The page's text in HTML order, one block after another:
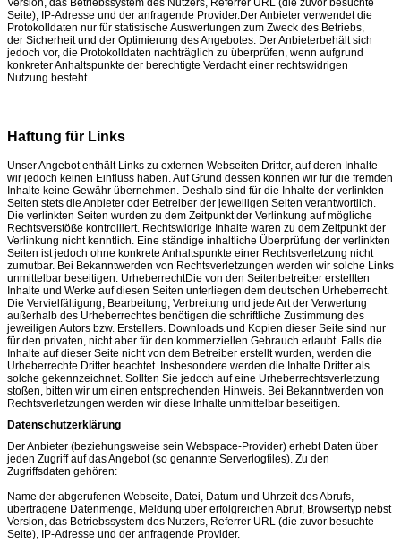
Version, das Betriebssystem des Nutzers, Referrer URL (die zuvor besuchte
Seite), IP-Adresse und der anfragende Provider.Der Anbieter verwendet die
Protokolldaten nur für statistische Auswertungen zum Zweck des Betriebs,
der Sicherheit und der Optimierung des Angebotes. Der Anbieterbehält sich
jedoch vor, die Protokolldaten nachträglich zu überprüfen, wenn aufgrund
konkreter Anhaltspunkte der berechtigte Verdacht einer rechtswidrigen
Nutzung besteht.
Haftung für Links
Unser Angebot enthält Links zu externen Webseiten Dritter, auf deren Inhalte
wir jedoch keinen Einfluss haben. Auf Grund dessen können wir für die fremden
Inhalte keine Gewähr übernehmen. Deshalb sind für die Inhalte der verlinkten
Seiten stets die Anbieter oder Betreiber der jeweiligen Seiten verantwortlich.
Die verlinkten Seiten wurden zu dem Zeitpunkt der Verlinkung auf mögliche
Rechtsverstöße kontrolliert. Rechtswidrige Inhalte waren zu dem Zeitpunkt der
Verlinkung nicht kenntlich. Eine ständige inhaltliche Überprüfung der verlinkten
Seiten ist jedoch ohne konkrete Anhaltspunkte einer Rechtsverletzung nicht
zumutbar. Bei Bekanntwerden von Rechtsverletzungen werden wir solche Links
unmittelbar beseitigen. UrheberrechtDie von den Seitenbetreiber erstellten
Inhalte und Werke auf diesen Seiten unterliegen dem deutschen Urheberrecht.
Die Vervielfältigung, Bearbeitung, Verbreitung und jede Art der Verwertung
außerhalb des Urheberrechtes benötigen die schriftliche Zustimmung des
jeweiligen Autors bzw. Erstellers. Downloads und Kopien dieser Seite sind nur
für den privaten, nicht aber für den kommerziellen Gebrauch erlaubt. Falls die
Inhalte auf dieser Seite nicht von dem Betreiber erstellt wurden, werden die
Urheberrechte Dritter beachtet. Insbesondere werden die Inhalte Dritter als
solche gekennzeichnet. Sollten Sie jedoch auf eine Urheberrechtsverletzung
stoßen, bitten wir um einen entsprechenden Hinweis. Bei Bekanntwerden von
Rechtsverletzungen werden wir diese Inhalte unmittelbar beseitigen.
Datenschutzerklärung
Der Anbieter (beziehungsweise sein Webspace-Provider) erhebt Daten über
jeden Zugriff auf das Angebot (so genannte Serverlogfiles). Zu den
Zugriffsdaten gehören:
Name der abgerufenen Webseite, Datei, Datum und Uhrzeit des Abrufs,
übertragene Datenmenge, Meldung über erfolgreichen Abruf, Browsertyp nebst
Version, das Betriebssystem des Nutzers, Referrer URL (die zuvor besuchte
Seite), IP-Adresse und der anfragende Provider.